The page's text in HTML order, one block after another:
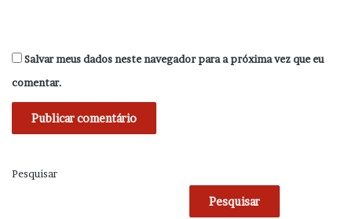
Salvar meus dados neste navegador para a próxima vez que eu
comentar.
Pesquisar
Pesquisar